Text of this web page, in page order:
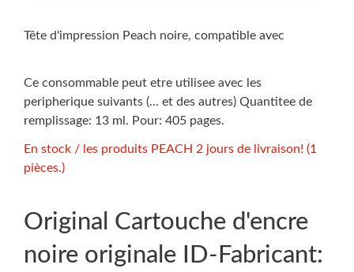
Tête d'impression Peach noire, compatible avec
Ce consommable peut etre utilisee avec les
peripherique suivants (... et des autres) Quantitee de
remplissage: 13 ml. Pour: 405 pages.
En stock / les produits PEACH 2 jours de livraison! (1
pièces.)
Original Cartouche d'encre
noire originale ID-Fabricant: